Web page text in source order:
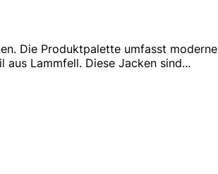
Die Produktpalette umfasst
aus Lammfell. Diese Jacken sind...